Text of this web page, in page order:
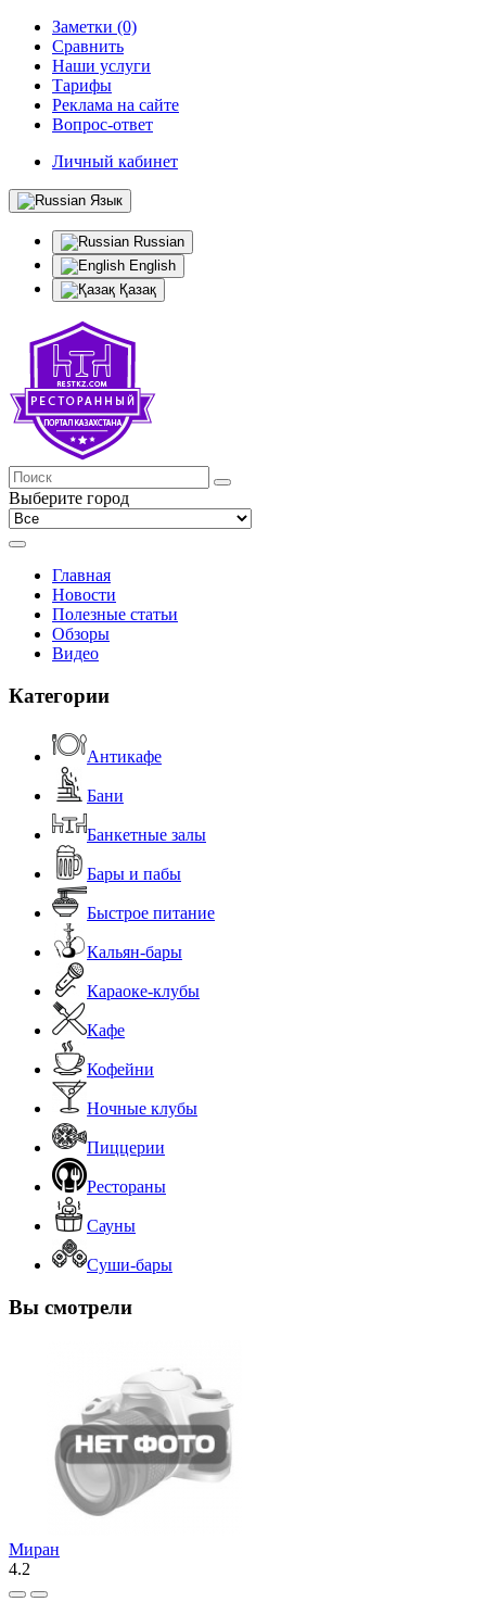
Заметки (0)
Сравнить
Наши услуги
Тарифы
Реклама на сайте
Вопрос-ответ
Личный кабинет
Язык
Russian
English
Қазақ
Выберите город
Главная
Новости
Полезные статьи
Обзоры
Видео
Категории
Антикафе
Бани
Банкетные залы
Бары и пабы
Быстрое питание
Кальян-бары
Караоке-клубы
Кафе
Кофейни
Ночные клубы
Пиццерии
Рестораны
Сауны
Суши-бары
Вы смотрели
Миран
4.2